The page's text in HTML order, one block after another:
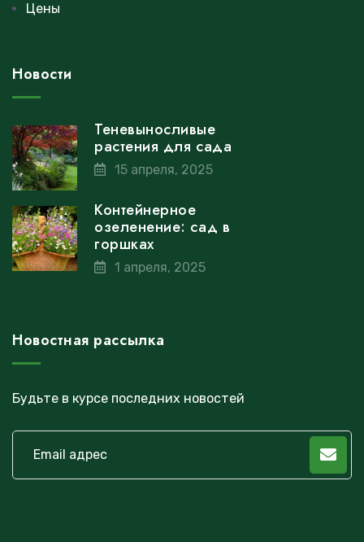
Цены
Новости
Теневыносливые
растения для сада
15 апреля, 2025
Контейнерное
озеленение: сад в
горшках
1 апреля, 2025
Новостная рассылка
Будьте в курсе последних новостей